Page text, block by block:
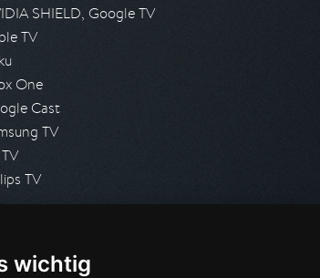
wichtig
SHIELD, Google TV
TV
One
Cast
TV
TV
stellen